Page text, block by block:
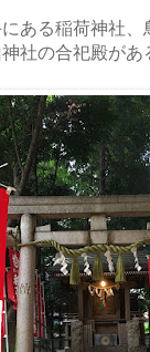
ある稲荷神社
社の合祀殿があ